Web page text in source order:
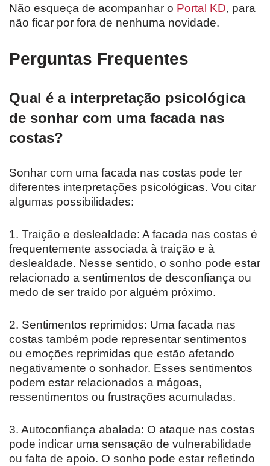
Não esqueça de acompanhar o Portal KD, para
não ficar por fora de nenhuma novidade.
Perguntas Frequentes
Qual é a interpretação psicológica
de sonhar com uma facada nas
costas?
Sonhar com uma facada nas costas pode ter
diferentes interpretações psicológicas. Vou citar
algumas possibilidades:
1. Traição e deslealdade: A facada nas costas é
frequentemente associada à traição e à
deslealdade. Nesse sentido, o sonho pode estar
relacionado a sentimentos de desconfiança ou
medo de ser traído por alguém próximo.
2. Sentimentos reprimidos: Uma facada nas
costas também pode representar sentimentos
ou emoções reprimidas que estão afetando
negativamente o sonhador. Esses sentimentos
podem estar relacionados a mágoas,
ressentimentos ou frustrações acumuladas.
3. Autoconfiança abalada: O ataque nas costas
pode indicar uma sensação de vulnerabilidade
ou falta de apoio. O sonho pode estar refletindo